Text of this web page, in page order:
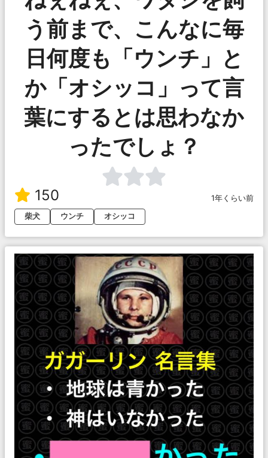
う前まで、こんなに毎
日何度も「ウンチ」と
か「オシッコ」って言
葉にするとは思わなか
ったでしょ？
150
1年くらい前
柴犬
ウンチ オシッコ